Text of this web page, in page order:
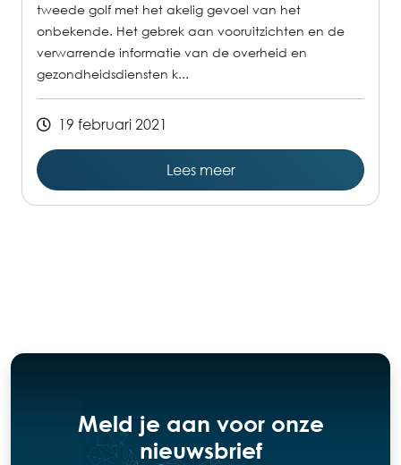
tweede golf met het akelig gevoel van het
onbekende. Het gebrek aan vooruitzichten en de
verwarrende informatie van de overheid en
gezondheidsdiensten k...
19 februari 2021
Lees meer
Meld je aan voor onze
nieuwsbrief